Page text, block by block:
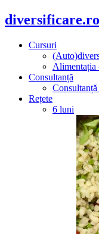
diversificare.ro
Cursuri
Alimentația
Consultanță
Rețete
6 luni